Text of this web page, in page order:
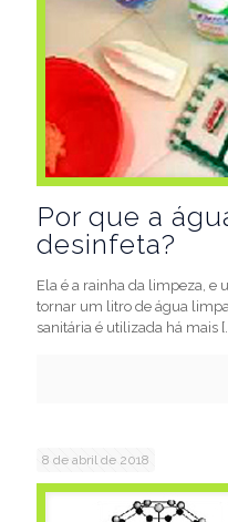
Por que a
desinfeta?
Ela é a rainha da limpeza, e
tornar um litro de água
sanitária é utilizada há mais
8 de abril de 2018